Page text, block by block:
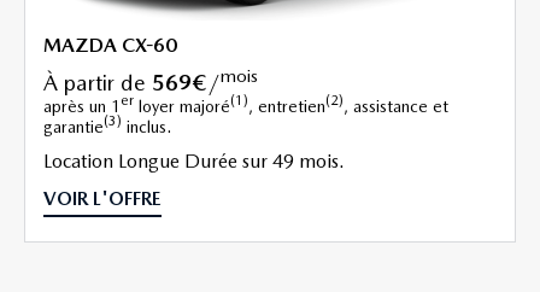
MAZDA CX-60
à partir de 569€/mois
après un 1 er loyer majoré(1), entretien(2), assistance et
garantie(3) inclus.
Location Longue Durée sur 49 mois.
VOIR L'OFFRE